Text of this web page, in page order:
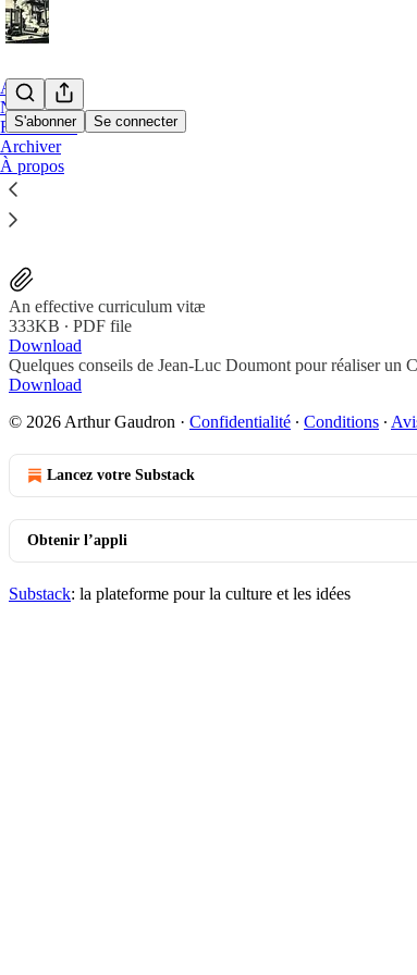
S'abonner Se connecter
Accueil
Notes
Formations
Archiver
À propos
Conseils aux admissibles
An effective curriculum vitæ
333KB ∙ PDF file
Download
Quelques conseils de Jean-Luc Doumont pour réaliser un
Download
© 2026 Arthur Gaudron · Confidentialité ∙ Conditions ∙
Lancez votre Substack
Obtenir l’appli
Substack: la plateforme pour la culture et les idées